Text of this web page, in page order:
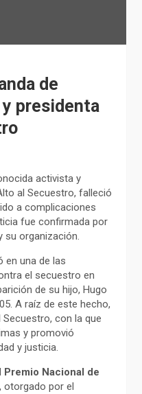
de
presidenta
activista y
al Secuestro, falleció
a complicaciones
fue confirmada por
su organización.
en una de las
el secuestro en
de su hijo, Hugo
A raíz de este hecho,
con la que
y promovió
y justicia.
Premio Nacional de
, otorgado por el